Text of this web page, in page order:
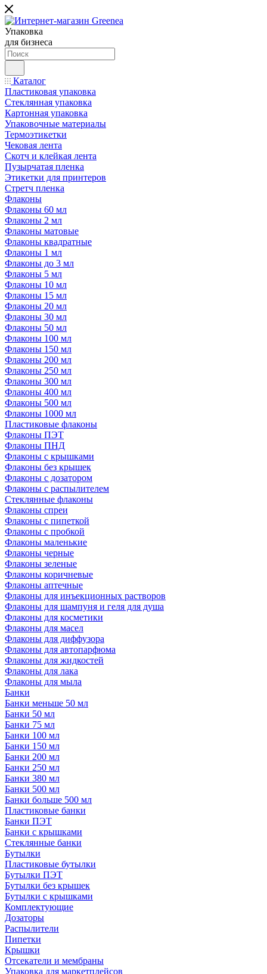
Упаковка
для бизнеса
Каталог
Пластиковая упаковка
Стеклянная упаковка
Картонная упаковка
Упаковочные материалы
Термоэтикетки
Чековая лента
Скотч и клейкая лента
Пузырчатая пленка
Этикетки для принтеров
Стретч пленка
Флаконы
Флаконы 60 мл
Флаконы 2 мл
Флаконы матовые
Флаконы квадратные
Флаконы 1 мл
Флаконы до 3 мл
Флаконы 5 мл
Флаконы 10 мл
Флаконы 15 мл
Флаконы 20 мл
Флаконы 30 мл
Флаконы 50 мл
Флаконы 100 мл
Флаконы 150 мл
Флаконы 200 мл
Флаконы 250 мл
Флаконы 300 мл
Флаконы 400 мл
Флаконы 500 мл
Флаконы 1000 мл
Пластиковые флаконы
Флаконы ПЭТ
Флаконы ПНД
Флаконы с крышками
Флаконы без крышек
Флаконы с дозатором
Флаконы с распылителем
Стеклянные флаконы
Флаконы cпреи
Флаконы с пипеткой
Флаконы с пробкой
Флаконы маленькие
Флаконы черные
Флаконы зеленые
Флаконы коричневые
Флаконы аптечные
Флаконы для инъекционных растворов
Флаконы для шампуня и геля для душа
Флаконы для косметики
Флаконы для масел
Флаконы для диффузора
Флаконы для автопарфюма
Флаконы для жидкостей
Флаконы для лака
Флаконы для мыла
Банки
Банки меньше 50 мл
Банки 50 мл
Банки 75 мл
Банки 100 мл
Банки 150 мл
Банки 200 мл
Банки 250 мл
Банки 380 мл
Банки 500 мл
Банки больше 500 мл
Пластиковые банки
Банки ПЭТ
Банки с крышками
Стеклянные банки
Бутылки
Пластиковые бутылки
Бутылки ПЭТ
Бутылки без крышек
Бутылки с крышками
Комплектующие
Дозаторы
Распылители
Пипетки
Крышки
Отсекатели и мембраны
Упаковка для маркетплейсов